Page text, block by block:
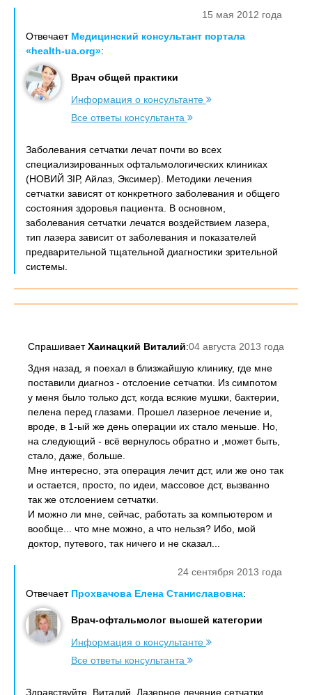
15 мая 2012 года
Отвечает Медицинский консультант портала
«health-ua.org»:
Врач общей практики
Информация о консультанте
Все ответы консультанта
Заболевания сетчатки лечат почти во всех
специализированных офтальмологических клиниках
(НОВИЙ ЗІР, Айлаз, Эксимер). Методики лечения
сетчатки зависят от конкретного заболевания и общего
состояния здоровья пациента. В основном,
заболевания сетчатки лечатся воздействием лазера,
тип лазера зависит от заболевания и показателей
предварительной тщательной диагностики зрительной
системы.
04 августа 2013 года
СпрашиваетХаинацкий Виталий:
3дня назад, я поехал в близжайшую клинику, где мне
поставили диагноз - отслоение сетчатки. Из симпотом
у меня было только дст, когда всякие мушки, бактерии,
пелена перед глазами. Прошел лазерное лечение и,
вроде, в 1-ый же день операции их стало меньше. Но,
на следующий - всё вернулось обратно и ,может быть,
стало, даже, больше.
Мне интересно, эта операция лечит дст, или же оно так
и остается, просто, по идеи, массовое дст, вызванно
так же отслоением сетчатки.
И можно ли мне, сейчас, работать за компьютером и
вообще... что мне можно, а что нельзя? Ибо, мой
доктор, путевого, так ничего и не сказал...
24 сентября 2013 года
Отвечает Прохвачова Елена Станиславовна:
Врач-офтальмолог высшей категории
Информация о консультанте
Все ответы консультанта
Здравствуйте, Виталий. Лазерное лечение сетчатки